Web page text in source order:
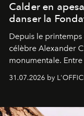
Calder en
danser la
Depuis le
célèbre Alexander
monumentale.
monumentales et
américain investit
sculpture.
31.07.2026 by